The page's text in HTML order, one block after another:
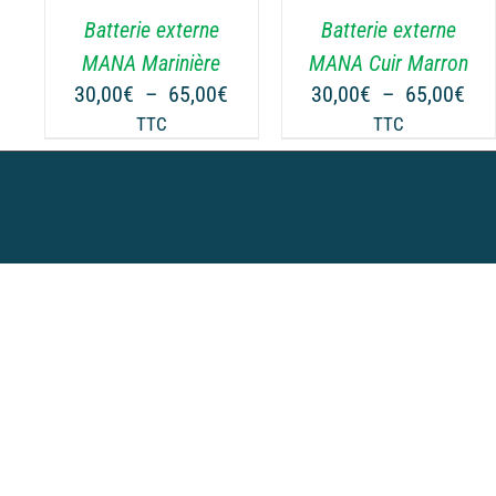
Batterie externe
MANA Marinière
30,00€ – 65,00€
prix :
TTC
LES
OPTIONS
PEUVENT
ÊTRE
CHOISIES
PRODUIT
Batterie externe
MANA Cuir Marron
30,00€ – 65,00€
TTC